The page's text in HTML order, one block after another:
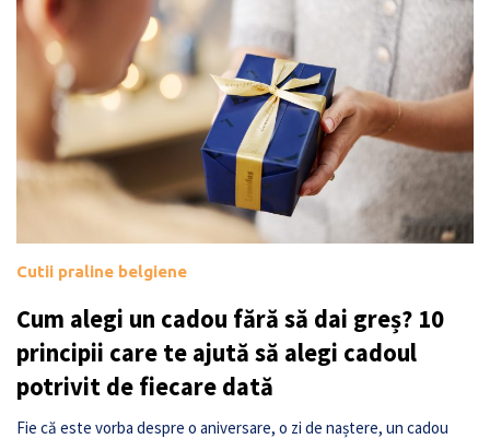
Cutii praline belgiene
Cum alegi un cadou fără să dai greș? 10
principii care te ajută să alegi cadoul
potrivit de fiecare dată
Fie că este vorba despre o aniversare, o zi de naștere, un cadou